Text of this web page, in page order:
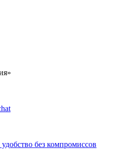
без компромиссов